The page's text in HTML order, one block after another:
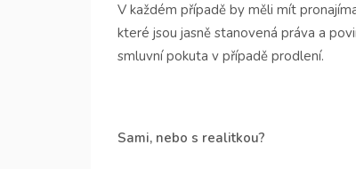
V každém případě by měli mít
které jsou jasně stanovená práva a
smluvní pokuta v případě prodlení.
Sami, nebo s realitkou?